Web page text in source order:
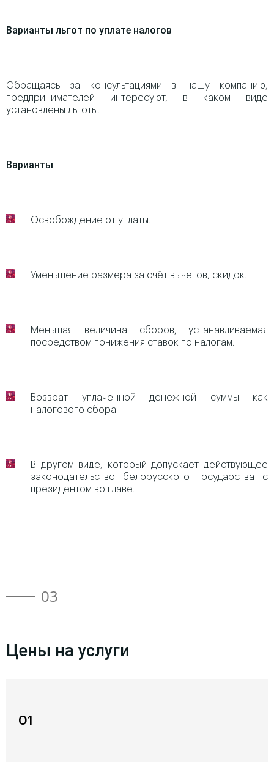
Варианты льгот по уплате налогов
Обращаясь за консультациями в нашу компанию,
предпринимателей интересуют, в каком виде
установлены льготы.
Варианты
Освобождение от уплаты.
Уменьшение размера за счёт вычетов, скидок.
Меньшая величина сборов, устанавливаемая
посредством понижения ставок по налогам.
Возврат уплаченной денежной суммы как
налогового сбора.
В другом виде, который допускает действующее
законодательство белорусского государства с
президентом во главе.
03
Цены на услуги
01